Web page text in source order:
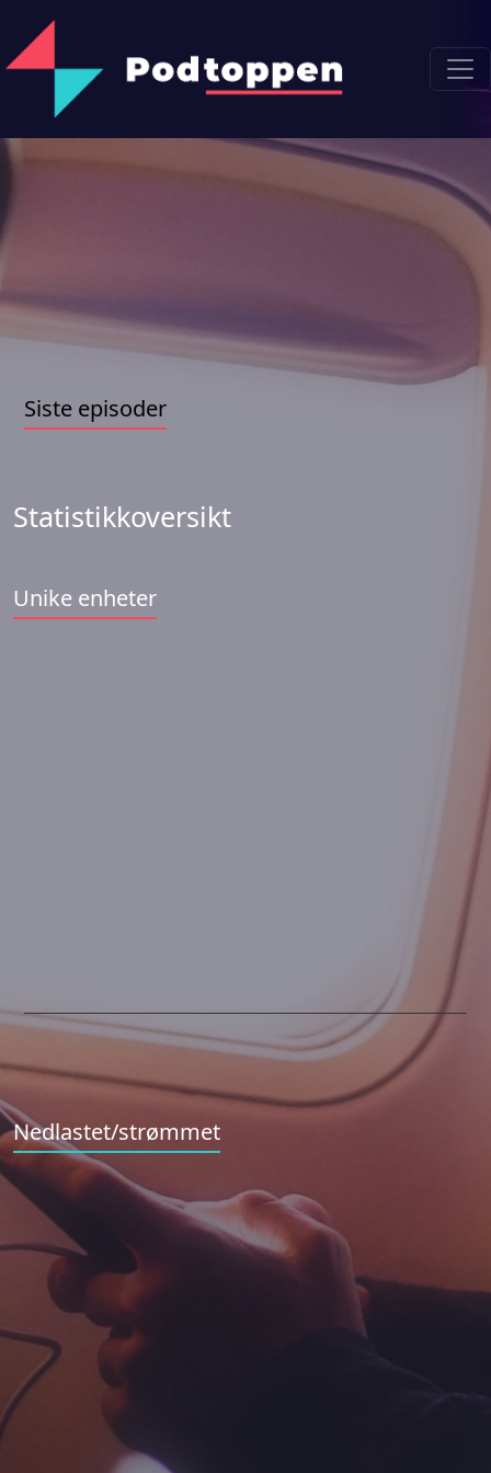
Siste episoder
Statistikkoversikt
Unike enheter
Nedlastet/strømmet